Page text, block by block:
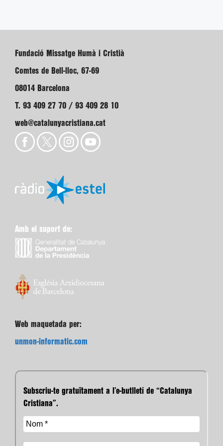
Fundació Missatge Humà i Cristià
Comtes de Bell-lloc, 67-69
08014 Barcelona
T. 93 409 27 70 / 93 409 28 10
web@catalunyacristiana.cat
Amb el suport de:
Web maquetada per:
unmon-informatic.com
Subscriu-te gratuïtament a l’e-butlletí de “Catalunya
Cristiana”.